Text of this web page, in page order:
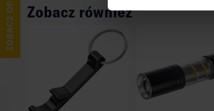
Zobacz również